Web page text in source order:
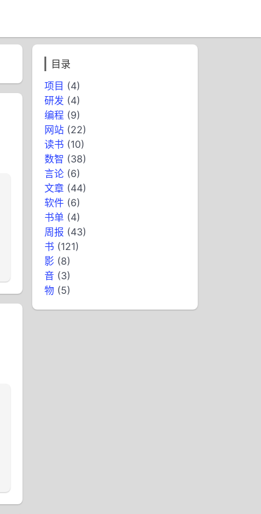
目录
项目 (4)
研发 (4)
编程 (9)
网站 (22)
读书 (10)
数智 (38)
言论 (6)
文章 (44)
软件 (6)
书单 (4)
周报 (43)
书 (121)
影 (8)
音 (3)
物 (5)